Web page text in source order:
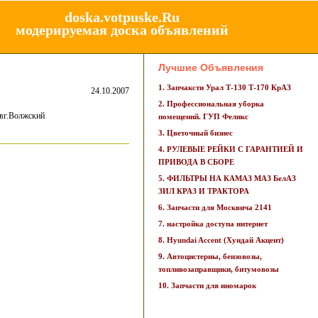
doska.votpuske.Ru
модерируемая доска объявлений
24.10.2007
Лучшие Объявления
1. Запчаксти Урал Т-130 Т-170 КрАЗ
2. Профессиональная уборка
помещений. ГУП Феликс
3. Цветочный бизнес
4. РУЛЕВЫЕ РЕЙКИ С ГАРАНТИЕЙ И
ПРИВОДА В СБОРЕ
5. ФИЛЬТРЫ НА КАМАЗ МАЗ БелАЗ
ЗИЛ КРАЗ И ТРАКТОРА
6. Запчасти для Москвича 2141
7. настройка доступа интернет
8. Hyundai Accent (Хундай Акцент)
9. Автоцистерны, бензовозы,
топливозаправщики, битумовозы
10. Запчасти для иномарок